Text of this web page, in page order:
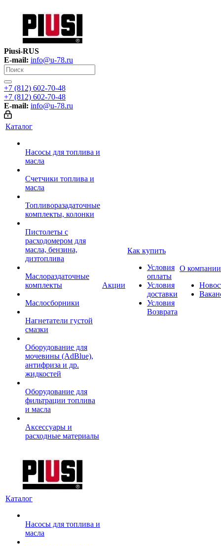
Piusi-RUS
E-mail: info@u-78.ru
+7 (812) 602-70-48
+7 (812) 602-70-48
E-mail: info@u-78.ru
Каталог
Насосы для топлива и
масла
Счетчики топлива и
масла
Топливоразадаточные
комплекты, колонки
Пистолеты с
расходомером для
масла, бензина,
дизтоплива
Маслораздаточные
комплекты
Маслосборники
Нагнетатели густой
смазки
Оборудование для
мочевины (AdBlue),
антифриза и др.
жидкостей
Оборудование для
фильтрации топлива
и масла
Аксессуары и
расходные материалы
Акции
Как купить
Условия
оплаты
Условия
доставки
Условия
Возврата
О компании
Каталог
Насосы для топлива и
масла